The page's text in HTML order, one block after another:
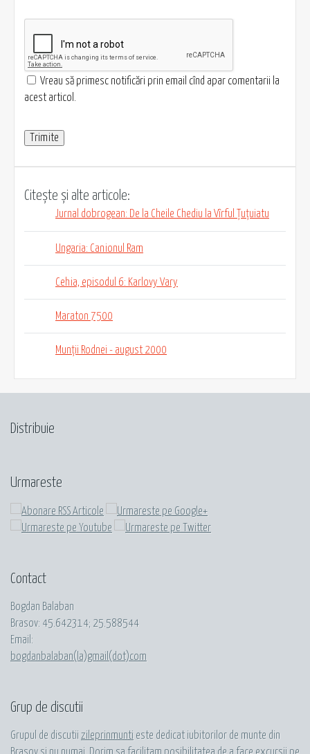
Vreau să primesc notificări prin email cînd apar comentarii la
acest articol.
Citește și alte articole:
Jurnal dobrogean: De la Cheile Chediu la Vîrful Țuțuiatu
Ungaria: Canionul Ram
Cehia, episodul 6: Karlovy Vary
Maraton 7500
Munții Rodnei - august 2000
Distribuie
Urmareste
Contact
Bogdan Balaban
Brasov: 45.642314; 25.588544
Email:
bogdanbalaban(la)gmail(dot)com
Grup de discutii
Grupul de discutii zileprinmunti este dedicat iubitorilor de munte din